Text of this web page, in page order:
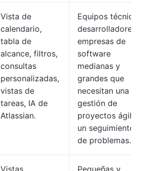
Vista de
calendario,
tabla de
alcance, filtros,
consultas
personalizadas,
vistas de
tareas, IA de
Atlassian.
Equipos
desarrolladores
empresas de
software
medianas y
grandes que
necesitan una
gestión de
proyectos ágil y
un seguimiento
de problemas.
Vistas
Pequeñas y